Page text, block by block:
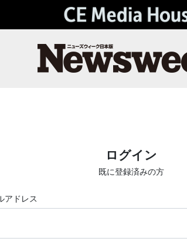
ログイン
既に登録済みの方
アドレス